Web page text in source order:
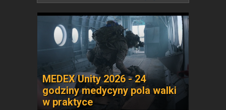
MEDEX Unity 2026 - 24
godziny medycyny pola walki
w praktyce